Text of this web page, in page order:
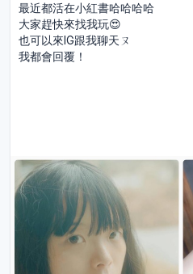
最近都活在小紅書哈哈哈哈
大家趕快來找我玩😍
也可以來IG跟我聊天ㄡ
我都會回覆！